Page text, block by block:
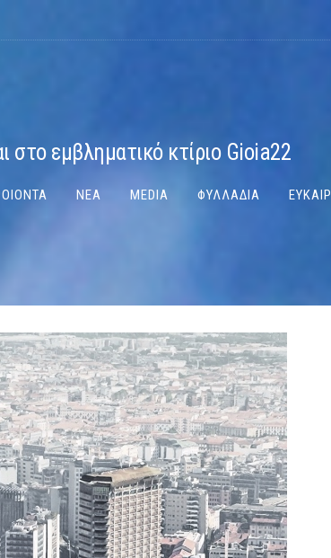
ΝΕΑ MEDIA ΦΥΛΛΑΔΙΑ
στο εμβληματικό κτίριο Gioia22